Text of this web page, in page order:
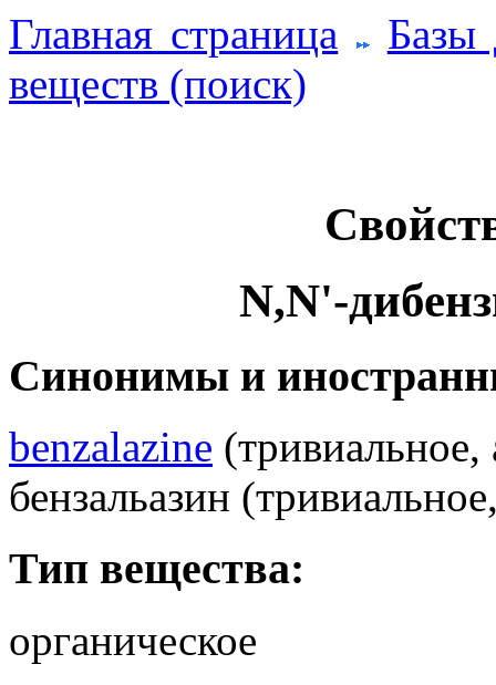
Главная страница
Базы
веществ (поиск)
N,N'-
Синонимы и
benzalazine (тривиальное,
бензальазин
Тип вещества:
органическое